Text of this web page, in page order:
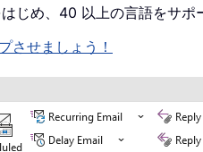
じめ、40 以上の言語をサポ
させましょう！